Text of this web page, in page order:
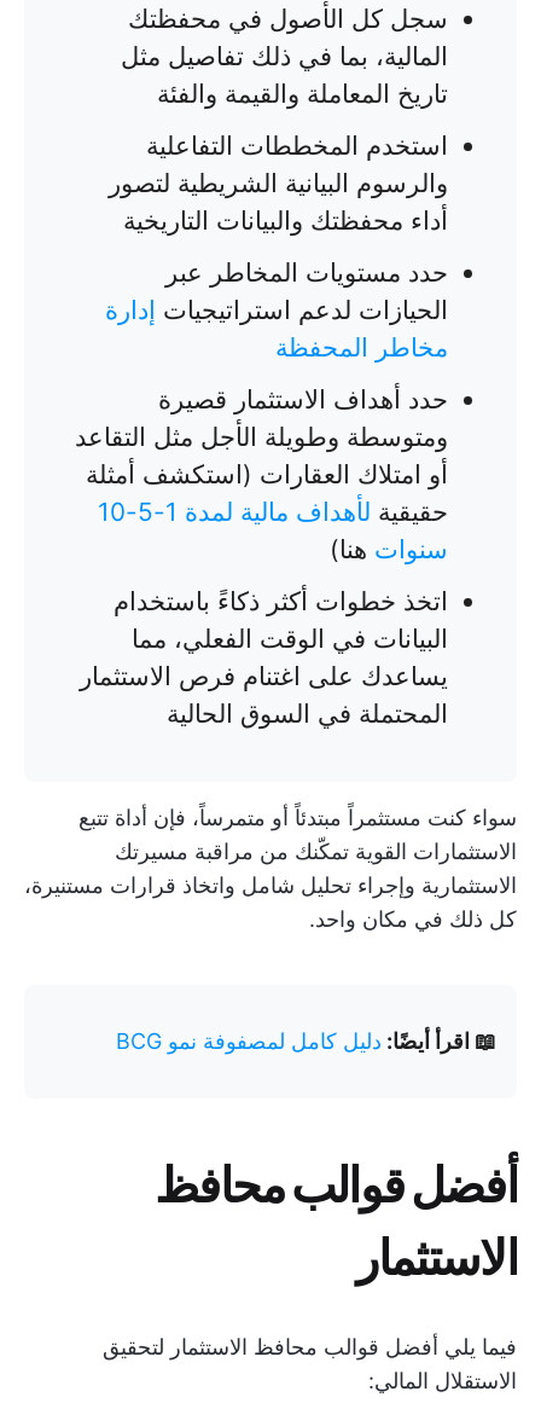
سجل كل الأصول في محفظتك
المالية، بما في ذلك تفاصيل مثل
تاريخ المعاملة والقيمة والفئة
استخدم المخططات التفاعلية
والرسوم البيانية الشريطية لتصور
أداء محفظتك والبيانات التاريخية
حدد مستويات المخاطر عبر
الحيازات لدعم استراتيجيات إدارة
مخاطر المحفظة
حدد أهداف الاستثمار قصيرة
ومتوسطة وطويلة الأجل مثل التقاعد
أو امتلاك العقارات (استكشف أمثلة
حقيقية
لأهداف مالية لمدة 1-5-10
سنوات هنا)
اتخذ خطوات أكثر ذكاءً باستخدام
البيانات في الوقت الفعلي، مما
يساعدك على اغتنام فرص الاستثمار
المحتملة في السوق الحالية
سواء كنت مستثمراً مبتدئاً أو متمرساً، فإن أداة تتبع
الاستثمارات القوية تمكّنك من مراقبة مسيرتك
الاستثمارية وإجراء تحليل شامل واتخاذ قرارات مستنيرة،
كل ذلك في مكان واحد.
📖 اقرأ أيضًا: دليل كامل لمصفوفة نمو BCG
أفضل قوالب محافظ
الاستثمار
فيما يلي أفضل قوالب محافظ الاستثمار لتحقيق
الاستقلال المالي: